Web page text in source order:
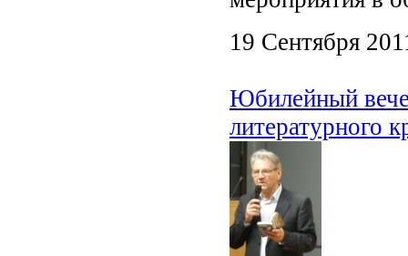
19 Сентября
Юбилейный
литературного